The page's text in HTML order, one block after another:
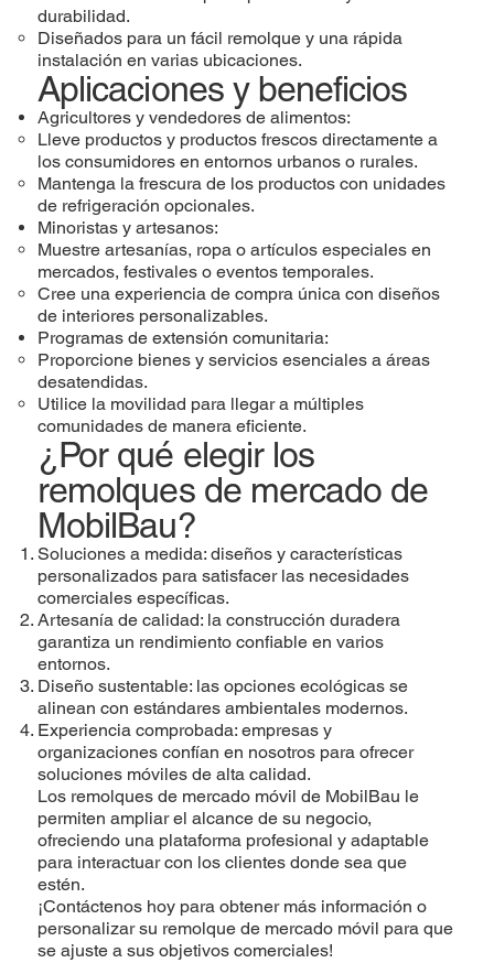
durabilidad.
Diseñados para un fácil remolque y una rápida
instalación en varias ubicaciones.
Aplicaciones y beneficios
Agricultores y vendedores de alimentos:
Lleve productos y productos frescos directamente a
los consumidores en entornos urbanos o rurales.
Mantenga la frescura de los productos con unidades
de refrigeración opcionales.
Minoristas y artesanos:
Muestre artesanías, ropa o artículos especiales en
mercados, festivales o eventos temporales.
Cree una experiencia de compra única con diseños
de interiores personalizables.
Programas de extensión comunitaria:
Proporcione bienes y servicios esenciales a áreas
desatendidas.
Utilice la movilidad para llegar a múltiples
comunidades de manera eficiente.
¿Por qué elegir los
remolques de mercado de
MobilBau?
Soluciones a medida: diseños y características
personalizados para satisfacer las necesidades
comerciales específicas.
Artesanía de calidad: la construcción duradera
garantiza un rendimiento confiable en varios
entornos.
Diseño sustentable: las opciones ecológicas se
alinean con estándares ambientales modernos.
Experiencia comprobada: empresas y
organizaciones confían en nosotros para ofrecer
soluciones móviles de alta calidad.
Los remolques de mercado móvil de MobilBau le
permiten ampliar el alcance de su negocio,
ofreciendo una plataforma profesional y adaptable
para interactuar con los clientes donde sea que
estén.
¡Contáctenos hoy para obtener más información o
personalizar su remolque de mercado móvil para que
se ajuste a sus objetivos comerciales!